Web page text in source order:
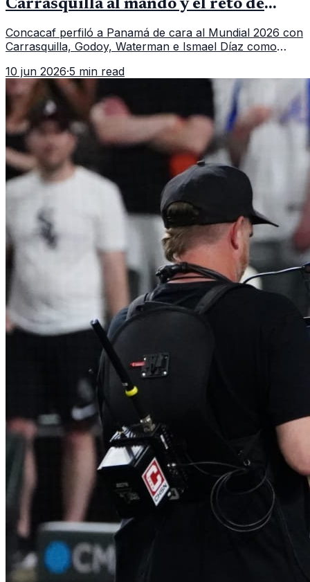
Carrasquilla al mando y el reto de
Concacaf perfiló a Panamá de cara al Mundial 2026 con
Carrasquilla, Godoy, Waterman e Ismael Díaz como
Inglaterra, Croacia y Ghana.
10 jun 2026·5 min read